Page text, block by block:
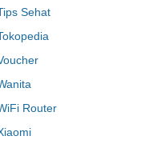
Sehat
Router